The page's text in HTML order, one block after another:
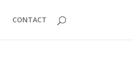
CONTACT